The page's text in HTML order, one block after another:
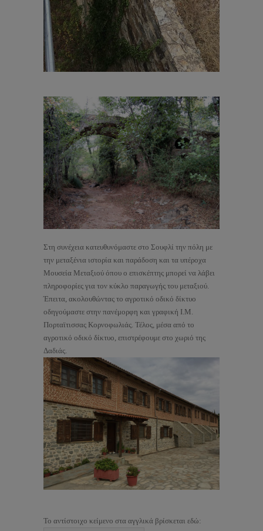
Στη συνέχεια κατευθυνόμαστε στο Σουφλί την πόλη με
την μεταξένια ιστορία και παράδοση και τα υπέροχα
Μουσεία Μεταξιού όπου ο επισκέπτης μπορεί να λάβει
πληροφορίες για τον κύκλο παραγωγής του μεταξιού.
Έπειτα, ακολουθώντας το αγροτικό οδικό δίκτυο
οδηγούμαστε στην πανέμορφη και γραφική Ι.Μ.
Πορταϊτισσας Κορνοφωλιάς. Τέλος, μέσα από το
αγροτικό οδικό δίκτυο, επιστρέφουμε στο χωριό της
Δαδιάς.
Το αντίστοιχο κείμενο στα αγγλικά βρίσκεται εδώ: